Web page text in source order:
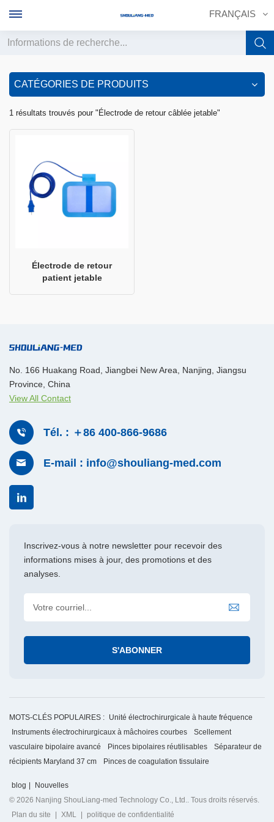
FRANÇAIS
English
français
CATÉGORIES DE PRODUITS
1 résultats trouvés pour "Électrode de retour câblée jetable"
Électrode de retour
patient jetable
No. 166 Huakang Road, Jiangbei New Area, Nanjing, Jiangsu
Province, China
View All Contact
Tél. : ＋86 400-866-9686
E-mail : info@shouliang-med.com
Inscrivez-vous à notre newsletter pour recevoir des
informations mises à jour, des promotions et des
analyses.
MOTS-CLÉS POPULAIRES : Unité électrochirurgicale à haute fréquence
Instruments électrochirurgicaux à mâchoires courbes
Scellement
vasculaire bipolaire avancé
Pinces bipolaires réutilisables
Séparateur de
récipients Maryland 37 cm
Pinces de coagulation tissulaire
blog |
Nouvelles
© 2026 Nanjing ShouLiang-med Technology Co., Ltd.. Tous droits réservés.
Plan du site
| XML | politique de confidentialité